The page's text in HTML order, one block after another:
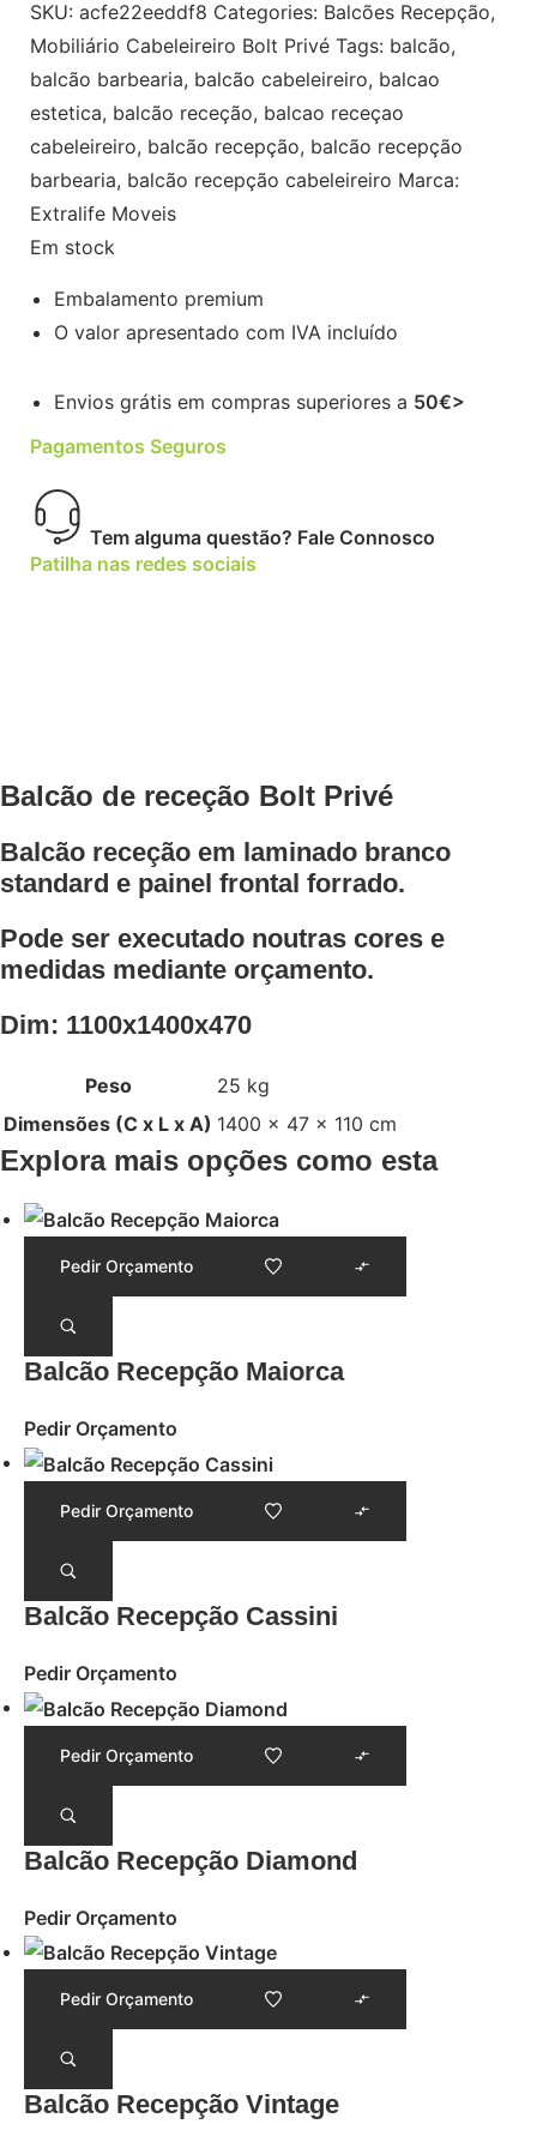
SKU: acfe22eeddf8 Categories: Balcões Recepção,
Mobiliário Cabeleireiro Bolt Privé Tags: balcão,
balcão barbearia, balcão cabeleireiro, balcao
estetica, balcão receção, balcao receçao
cabeleireiro, balcão recepção, balcão recepção
barbearia, balcão recepção cabeleireiro Marca:
Extralife Moveis
Em stock
Embalamento premium
O valor apresentado com IVA incluído
Envios grátis em compras superiores a 50€>
Pagamentos Seguros
Tem alguma questão? Fale Connosco
Patilha nas redes sociais
Balcão de receção Bolt Privé
Balcão receção em laminado branco
standard e painel frontal forrado.
Pode ser executado noutras cores e
medidas mediante orçamento.
Dim: 1100x1400x470
Peso
25 kg
Dimensões (C x L x A) 1400 × 47 × 110 cm
Explora mais opções como esta
Pedir Orçamento
Balcão Recepção Maiorca
Pedir Orçamento
Pedir Orçamento
Balcão Recepção Cassini
Pedir Orçamento
Pedir Orçamento
Balcão Recepção Diamond
Pedir Orçamento
Pedir Orçamento
Balcão Recepção Vintage